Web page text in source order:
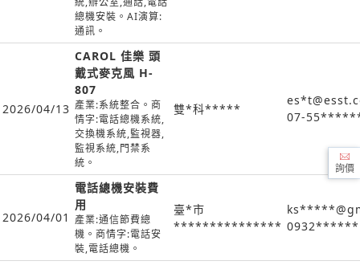
總機安裝。AI演算:
通訊。
2026/04/13
CAROL 佳樂 頭
戴式麥克風 H-
807
產業:系統整合。商
情字:電話總機系統,
交換機系統,監視器,
監視系統,門禁系
統。
雙*科*****
07-
2026/04/01
電話總機安裝費
用
產業:通信節費總
機。商情字:電話安
裝,電話總機。
臺*市
*************** 0932******
詢價